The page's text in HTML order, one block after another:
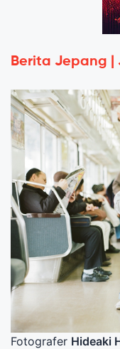
Berita Jepang
Fotografer Hideaki